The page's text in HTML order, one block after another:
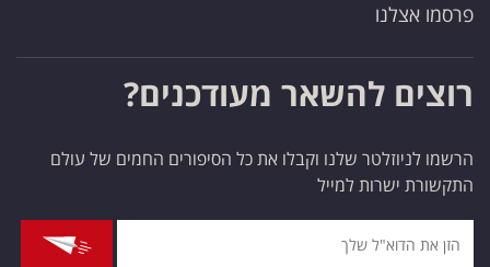
פרסמו אצלנו
רוצים להשאר מעודכנים?
הרשמו לניוזלטר שלנו וקבלו את כל הסיפורים החמים של עולם
התקשורת ישרות למייל